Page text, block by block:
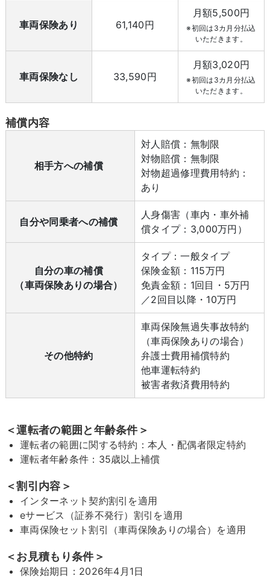
車両保険あり 61,140円
月額5,500円
※初回は3カ月分払込
いただきます。
車両保険なし 33,590円
月額3,020円
※初回は3カ月分払込
いただきます。
補償内容
相手方への補償
対人賠償：無制限
対物賠償：無制限
対物超過修理費用特約：
あり
自分や同乗者への補償
人身傷害（車内・車外補
償タイプ：3,000万円）
自分の車の補償
（車両保険ありの場合）
タイプ：一般タイプ
保険金額：115万円
免責金額：1回目・5万円
／2回目以降・10万円
その他特約
車両保険無過失事故特約
（車両保険ありの場合）
弁護士費用補償特約
他車運転特約
被害者救済費用特約
＜運転者の範囲と年齢条件＞
運転者の範囲に関する特約：本人・配偶者限定特約
運転者年齢条件：35歳以上補償
＜割引内容＞
インターネット契約割引を適用
eサービス（証券不発行）割引を適用
車両保険セット割引（車両保険ありの場合）を適用
＜お見積もり条件＞
保険始期日：2026年4月1日